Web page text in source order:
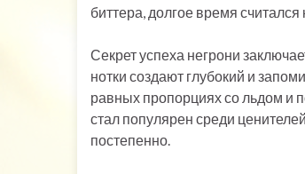
биттера, долгое время
Секрет успеха негрони
нотки создают глубокий и
равных пропорциях со льдом и
стал популярен среди
постепенно.